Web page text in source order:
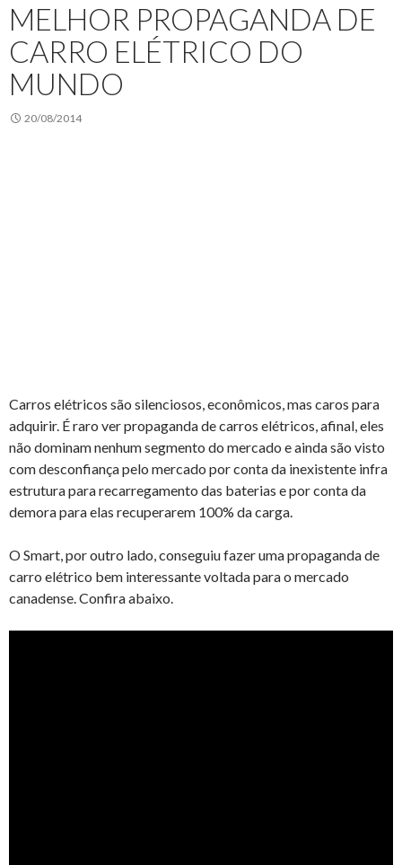
MELHOR PROPAGANDA DE
CARRO ELÉTRICO DO
MUNDO
20/08/2014
Carros elétricos são silenciosos, econômicos, mas caros para
adquirir. É raro ver propaganda de carros elétricos, afinal, eles
não dominam nenhum segmento do mercado e ainda são visto
com desconfiança pelo mercado por conta da inexistente infra
estrutura para recarregamento das baterias e por conta da
demora para elas recuperarem 100% da carga.
O Smart, por outro lado, conseguiu fazer uma propaganda de
carro elétrico bem interessante voltada para o mercado
canadense. Confira abaixo.